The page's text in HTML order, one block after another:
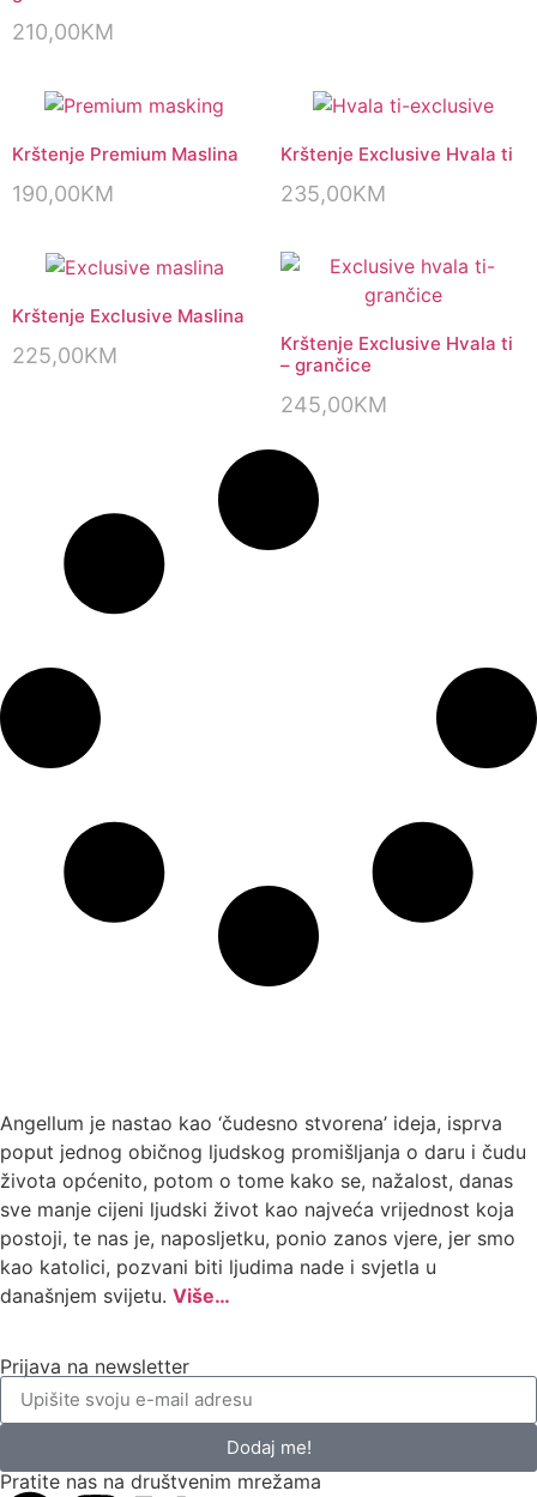
210,00KM
Krštenje Premium Maslina
190,00KM
Krštenje Exclusive Hvala ti
235,00KM
Krštenje Exclusive Maslina
225,00KM
Krštenje Exclusive Hvala ti
– grančice
245,00KM
Angellum je nastao kao ‘čudesno stvorena’ ideja, isprva
poput jednog običnog ljudskog promišljanja o daru i čudu
života općenito, potom o tome kako se, nažalost, danas
sve manje cijeni ljudski život kao najveća vrijednost koja
postoji, te nas je, naposljetku, ponio zanos vjere, jer smo
kao katolici, pozvani biti ljudima nade i svjetla u
današnjem svijetu. Više…
Prijava na newsletter
Dodaj me!
Pratite nas na društvenim mrežama